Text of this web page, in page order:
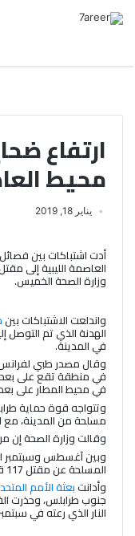
ارتفاع
محيط
يناير 18, 2019
أدت اشتباكات بين
وزارة الصحة الخميس.
واندلعت الاشتباكات بين
الهدنة الذي تم التوصل
في المدينة.
وقال مصدر طبي لفرانس
في محيط المطار على بعد 25 كيلومتر من
وتتواجه قوة حماية
مسلحة من المدينة، مع
وقالت وزارة الصحة إن
وبين آغسطس وسبتمبر
المسلحة عن مقتل 117 قتيلا على الأقل وأكثر من 400 جريح.
وأدانتبعثة الأمم
جنوب طرابلس، وحذرت
النار الذي رعته في